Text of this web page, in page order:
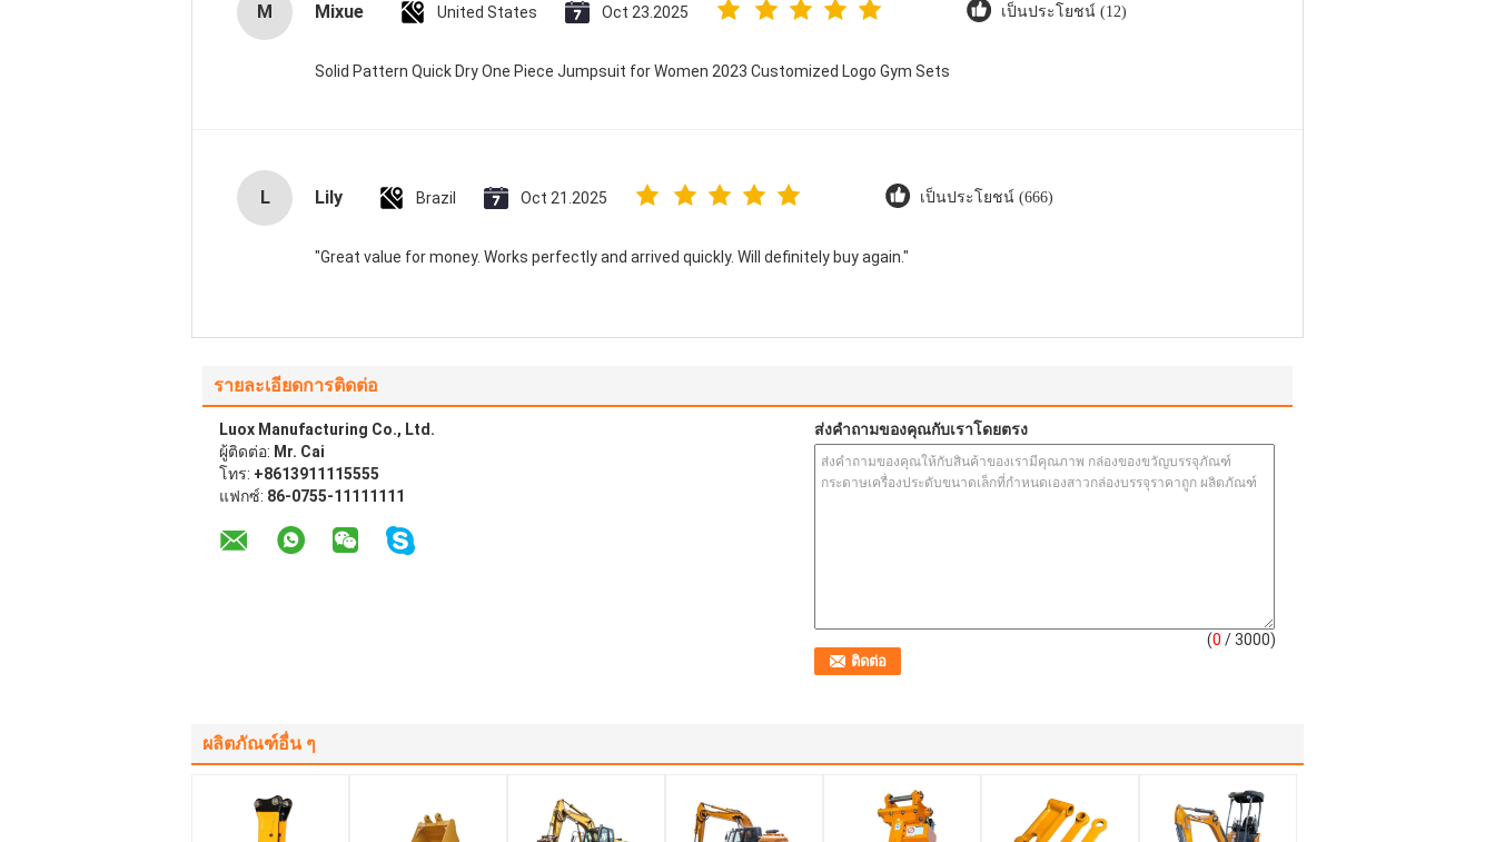
M Mixue United States Oct 23.2025 เป็นประโยชน์ (12)
Solid Pattern Quick Dry One Piece Jumpsuit for Women 2023 Customized Logo Gym Sets
L Lily Brazil Oct 21.2025 เป็นประโยชน์ (666)
"Great value for money. Works perfectly and arrived quickly. Will definitely buy again."
รายละเอียดการติดต่อ
Luox Manufacturing Co., Ltd.
ผู้ติดต่อ: Mr. Cai
โทร: +8613911115555
แฟกซ์: 86-0755-11111111
ส่งคำถามของคุณกับเราโดยตรง
(0 / 3000)
ผลิตภัณฑ์อื่น ๆ